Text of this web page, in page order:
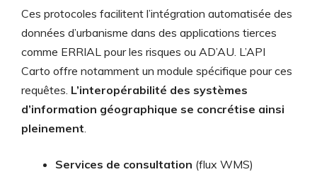
Ces protocoles facilitent l’intégration automatisée des
données d’urbanisme dans des applications tierces
comme ERRIAL pour les risques ou AD’AU. L’API
Carto offre notamment un module spécifique pour ces
requêtes. L’interopérabilité des systèmes
d’information géographique se concrétise ainsi
pleinement.
Services de consultation (flux WMS)